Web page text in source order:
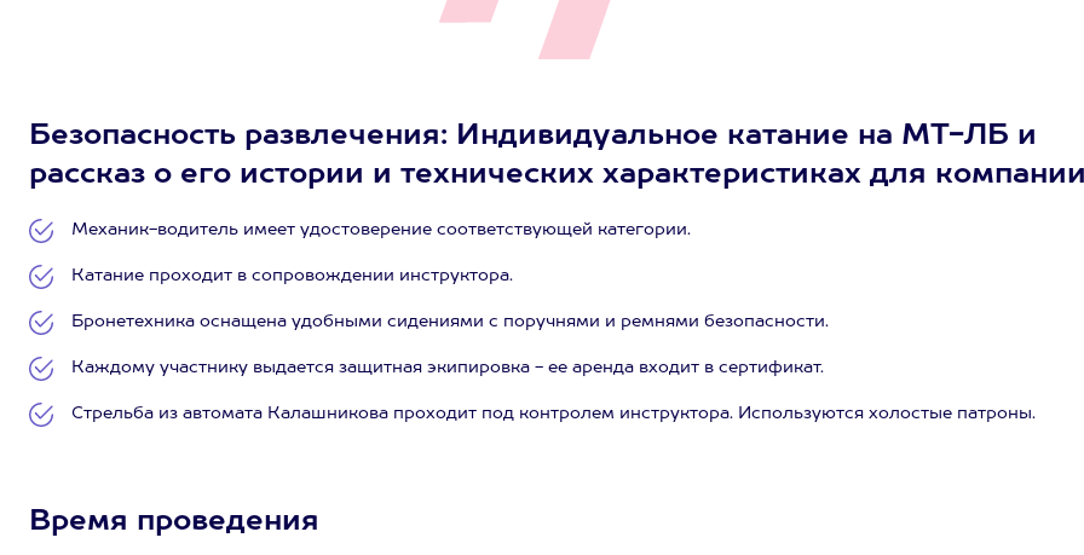
Безопасность развлечения: Индивидуальное катание на МТ-ЛБ и
рассказ о его истории и технических характеристиках для
Механик-водитель имеет удостоверение соответствующей категории.
Катание проходит в сопровождении инструктора.
Бронетехника оснащена удобными сидениями с поручнями и ремнями безопасности.
Каждому участнику выдается защитная экипировка - ее аренда входит в сертификат.
Стрельба из автомата Калашникова проходит под контролем инструктора. Используются холостые патроны.
Время проведения